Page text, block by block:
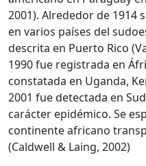
2001). Alrededor de 1914
en varios países del
descrita en Puerto Rico
1990 fue registrada en
constatada en Uganda,
2001 fue detectada en
carácter epidémico. Se
continente africano
(Caldwell & Laing, 2002)